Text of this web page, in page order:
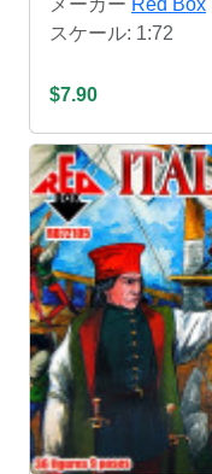
スケール: 1:72
$7.90